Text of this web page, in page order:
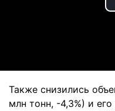
Также снизились
млн тонн, -4,3%) и его